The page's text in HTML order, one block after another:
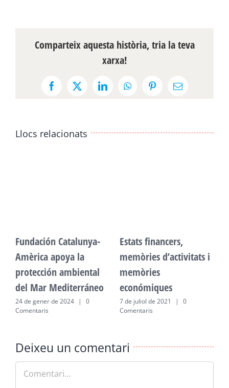
Comparteix aquesta història, tria la teva
xarxa!
Facebook
X LinkedInWhatsAppPinterestEmail:
Llocs relacionats
Fundación Catalunya-
Amèrica apoya la
protección ambiental
del Mar Mediterráneo
24 de gener de 2024 |
0
Comentaris
Estats financers,
memòries d’activitats i
memòries
económiques
7 de juliol de 2021 |
0
Comentaris
Deixeu un comentari